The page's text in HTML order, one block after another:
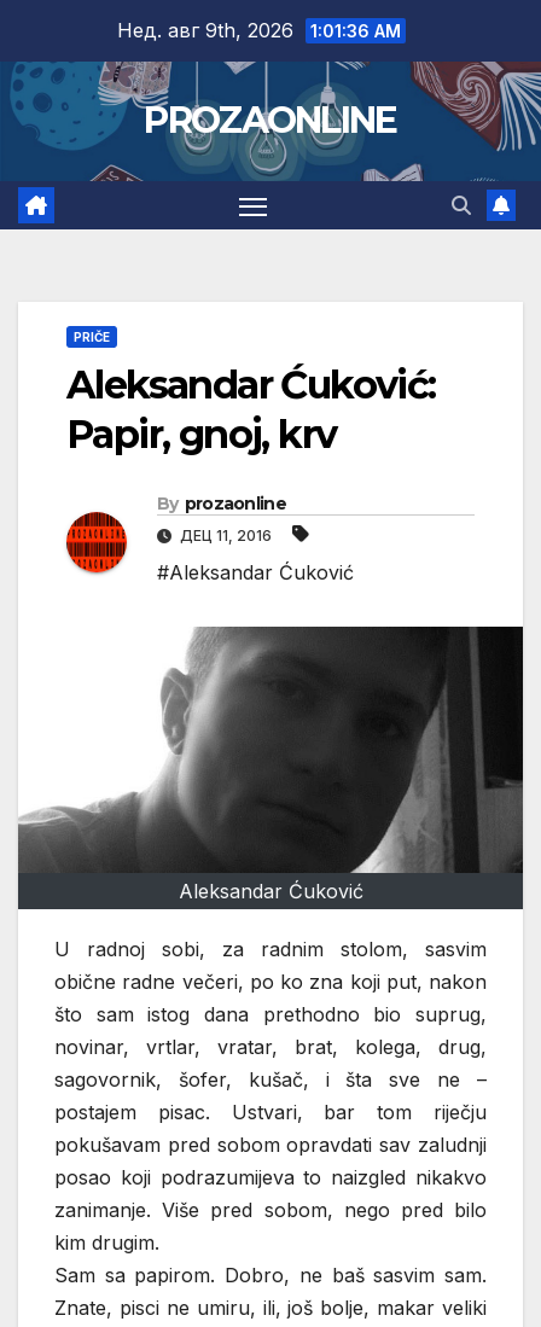
content
Нед. авг 9th, 2026 1:01:37 AM
PROZAONLINE
PRIČE
Aleksandar Ćuković:
Papir, gnoj, krv
By prozaonline
ДЕЦ 11, 2016
#Aleksandar Ćuković
Aleksandar Ćuković
U radnoj sobi, za radnim stolom, sasvim
obične radne večeri, po ko zna koji put, nakon
što sam istog dana prethodno bio suprug,
novinar, vrtlar, vratar, brat, kolega, drug,
sagovornik, šofer, kušač, i šta sve ne –
postajem pisac. Ustvari, bar tom riječju
pokušavam pred sobom opravdati sav zaludnji
posao koji podrazumijeva to naizgled nikakvo
zanimanje. Više pred sobom, nego pred bilo
kim drugim.
Sam sa papirom. Dobro, ne baš sasvim sam.
Znate, pisci ne umiru, ili, još bolje, makar veliki